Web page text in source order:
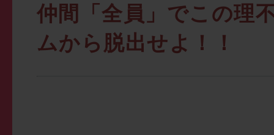
仲間「全員」でこの理
ムから脱出せよ！！